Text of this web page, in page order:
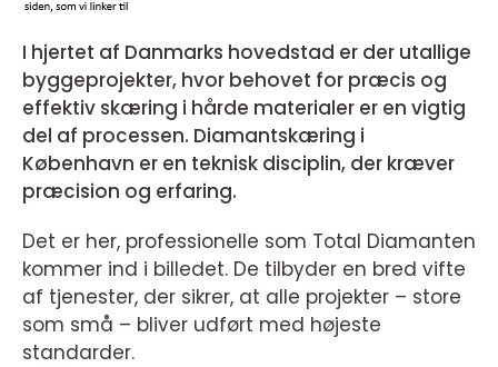
I hjertet af Danmarks hovedstad er der utallige
byggeprojekter, hvor behovet for præcis og
effektiv skæring i hårde materialer er en vigtig
del af processen. Diamantskæring i
København er en teknisk disciplin, der kræver
præcision og erfaring.
Det er her, professionelle som Total Diamanten
kommer ind i billedet. De tilbyder en bred vifte
af tjenester, der sikrer, at alle projekter – store
som små – bliver udført med højeste
standarder.